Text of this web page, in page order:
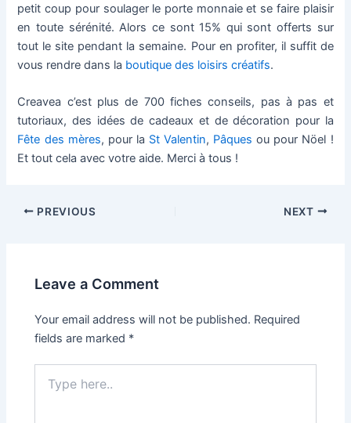
petit coup pour soulager le porte monnaie et se faire plaisir
en toute sérénité. Alors ce sont 15% qui sont offerts sur
tout le site pendant la semaine. Pour en profiter, il suffit de
vous rendre dans la boutique des loisirs créatifs.
Creavea c’est plus de 700 fiches conseils, pas à pas et
tutoriaux, des idées de cadeaux et de décoration pour la
Fête des mères, pour la St Valentin, Pâques ou pour Nöel !
Et tout cela avec votre aide. Merci à tous !
Post
PREVIOUS NEXT
Leave a Comment
Your email address will not be published. Required
fields are marked *
here..